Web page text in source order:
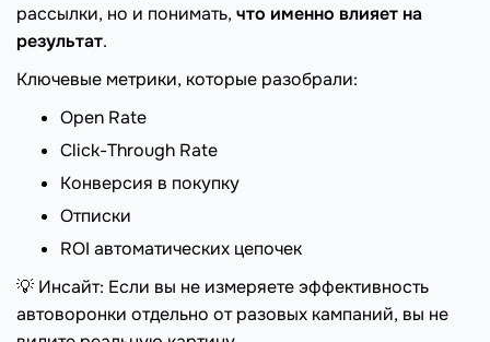
рассылки, но и понимать, что именно влияет на
результат.
Ключевые метрики, которые разобрали:
Open Rate
Click-Through Rate
Конверсия в покупку
Отписки
ROI автоматических цепочек
💡 Инсайт: Если вы не измеряете эффективность
автоворонки отдельно от разовых кампаний, вы не